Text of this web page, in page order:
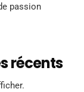
passion
récents